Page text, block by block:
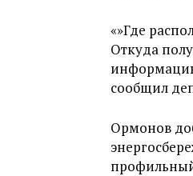
«»Где
Откуда
сообщил
Ормонов